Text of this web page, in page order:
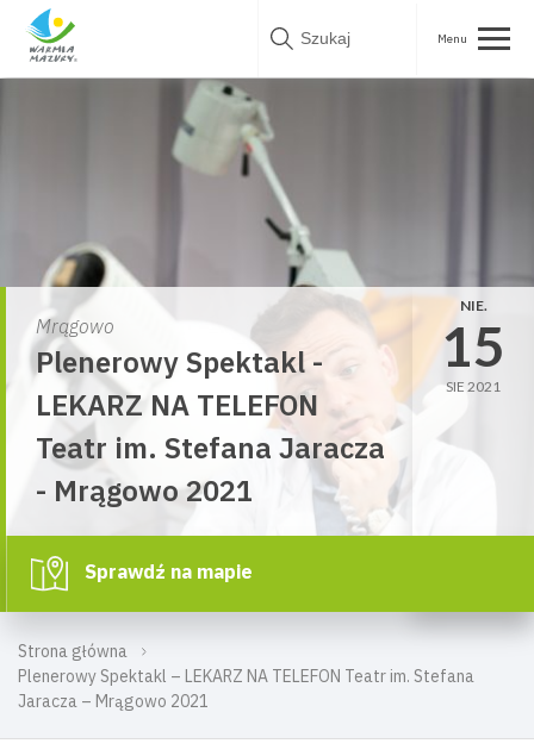
Skip
Strona główna
Plenerowy Spektakl – LEKARZ NA TELEFON Teatr im. Stefana
Jaracza – Mrągowo 2021
Mrągowo
Plenerowy Spektakl -
LEKARZ NA TELEFON
Teatr im. Stefana Jaracza
- Mrągowo 2021
NIE.
15
SIE 2021
Sprawdź na mapie